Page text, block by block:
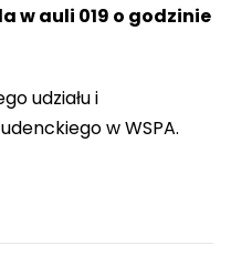
w auli 019 o godzinie
udziału i
w WSPA.